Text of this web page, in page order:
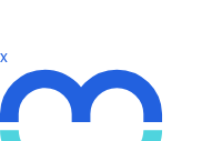
x